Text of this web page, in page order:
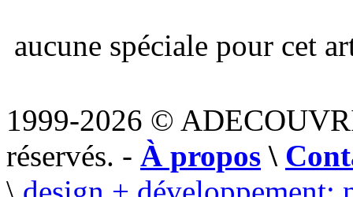
aucune spéciale pour cet
1999-2026 ©
réservés. - À propos \